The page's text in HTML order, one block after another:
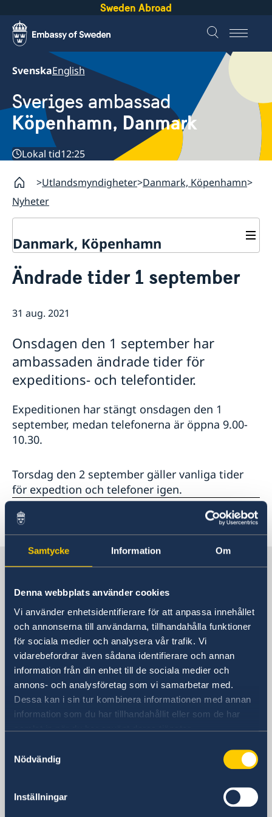
Samtycke Information Om
Denna webbplats använder cookies
Vi använder enhetsidentifierare för att anpassa innehållet
och annonserna till användarna, tillhandahålla funktioner
för sociala medier och analysera vår trafik. Vi
vidarebefordrar även sådana identifierare och annan
information från din enhet till de sociala medier och
annons- och analysföretag som vi samarbetar med.
Dessa kan i sin tur kombinera informationen med annan
information som du har tillhandahållit eller som de har
samlat in när du har använt deras tjänster.
Nödvändig
Inställningar
Sweden Abroad
SvenskaEnglish
Sveriges ambassad
Köpenhamn, Danmark
Lokal tid12:25
Utlandsmyndigheter Danmark, Köpenhamn
Nyheter
Danmark, Köpenhamn
Kontakt/Öppettider
Lediga tjänster
Residenset
Dataskyddspolicy
Ambassaden samarbetar med
Business Sweden
Dansk-Svensk Kulturfond
Svenska kyrkan
Öresunddirekt
Så stöttar vi svenska företag
Team Sweden
Så kan du få stöd
Svenska företag i Danmark
Anmäl handelshinder
Ändrade tider 1 september
31 aug. 2021
Onsdagen den 1 september har
ambassaden ändrade tider för
expeditions- och telefontider.
Expeditionen har stängt onsdagen den 1
september, medan telefonerna är öppna 9.00-
10.30.
Torsdag den 2 september gäller vanliga tider
för expedtion och telefoner igen.
Senast uppdaterad 31 aug. 2021, 14.33
Sverige i Danmark
Sveriges ambassad
Besöksadress
Sveriges ambassad
Amaliegade 5A
1256 Köpenhamn K
Danmark
Postadress
Danmark
E-postadress